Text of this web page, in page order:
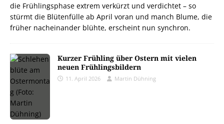
die Frühlingsphase extrem verkürzt und verdichtet – so
stürmt die Blütenfülle ab April voran und manch Blume, die
früher nacheinander blühte, erscheint nun synchron.
Kurzer Frühling über Ostern mit vielen
neuen Frühlingsbildern
11. April 2026 Martin Dühning